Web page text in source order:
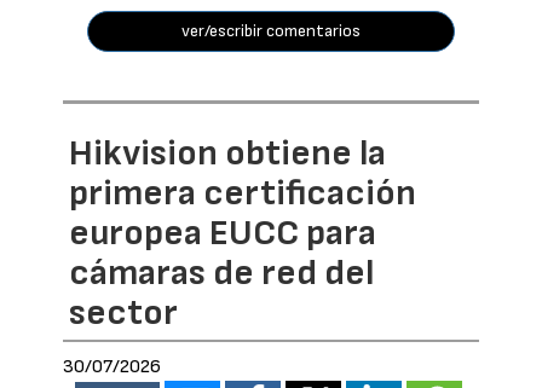
ver/escribir comentarios
Hikvision obtiene la
primera certificación
europea EUCC para
cámaras de red del
sector
30/07/2026